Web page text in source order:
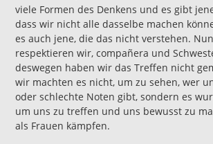
viele Formen des Denkens und es gibt
dass wir nicht alle dasselbe machen
es auch jene, die das nicht verstehen.
respektieren wir, compañera und
deswegen haben wir das Treffen nicht
wir machten es nicht, um zu sehen, wer
oder schlechte Noten gibt, sondern es
um uns zu treffen und uns bewusst zu
als Frauen kämpfen.